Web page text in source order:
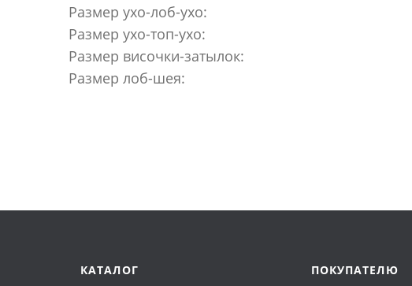
Размер ухо-лоб-ухо:
Размер ухо-топ-ухо:
Размер височки-затылок:
Размер лоб-шея:
КАТАЛОГ
ПОКУПАТЕЛЮ